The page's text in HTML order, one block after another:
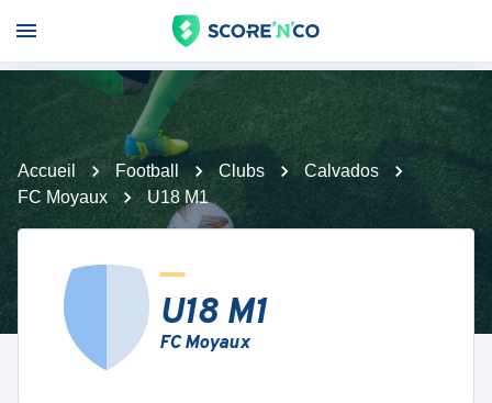
Accueil Football Clubs
Calvados
FC Moyaux
U18 M1
U18 M1
FC Moyaux